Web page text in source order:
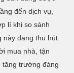
đến dịch vụ,
lí khi so sánh
này đang thu hút
mua nhà, tận
tăng trưởng đáng